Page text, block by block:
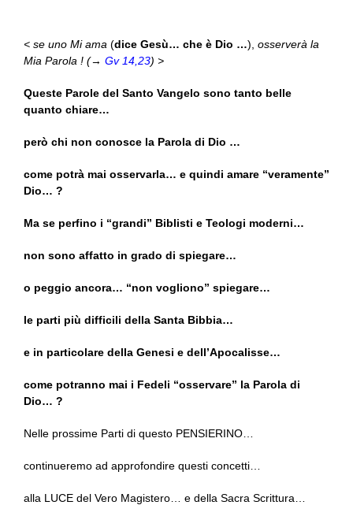
< se uno Mi ama (dice Gesù… che è Dio …), osserverà la
Mia Parola ! (→ Gv 14,23) >
Queste Parole del Santo Vangelo sono tanto belle
quanto chiare…
però chi non conosce la Parola di Dio …
come potrà mai osservarla… e quindi amare “veramente”
Dio… ?
Ma se perfino i “grandi” Biblisti e Teologi moderni…
non sono affatto in grado di spiegare…
o peggio ancora… “non vogliono” spiegare…
le parti più difficili della Santa Bibbia…
e in particolare della Genesi e dell’Apocalisse…
come potranno mai i Fedeli “osservare” la Parola di
Dio… ?
Nelle prossime Parti di questo PENSIERINO…
continueremo ad approfondire questi concetti…
alla LUCE del Vero Magistero… e della Sacra Scrittura…